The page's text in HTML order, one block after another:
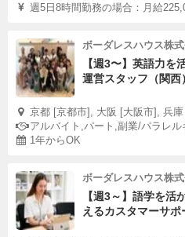
週5日8時間勤務の場合：月給
ボーダレスハウス株
【週3〜】英語力を
運営スタッフ（関西）
京都 [京都市], 大阪 [大阪市], 兵庫
アルバイト,パート,副業/パラレル
1年からOK
ボーダレスハウス株
【週3～】語学を活
えるカスタマーサポ